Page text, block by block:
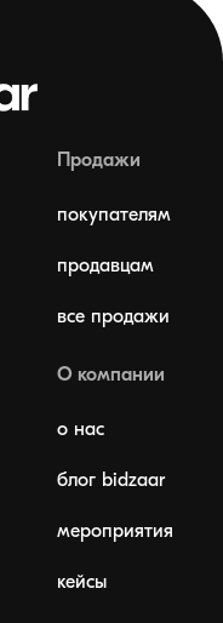
Продажи
покупателям
продавцам
все продажи
О компании
о нас
блог bidzaar
мероприятия
кейсы